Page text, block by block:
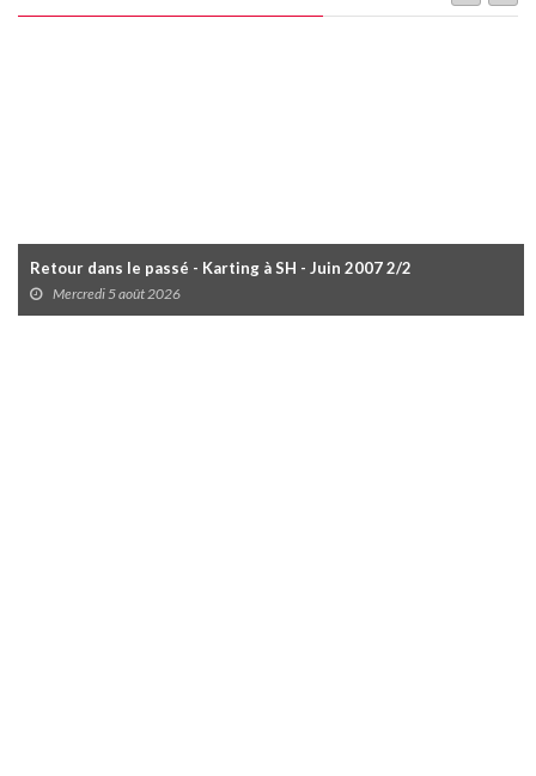
Retour dans le passé - Karting à SH - Juin 2007 2/2
Mercredi 5 août 2026